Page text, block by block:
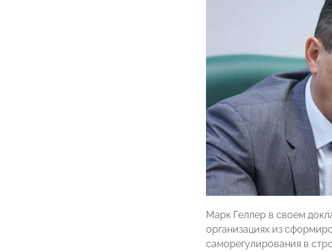
Марк Геллер в своем
организациях из
саморегулирования в